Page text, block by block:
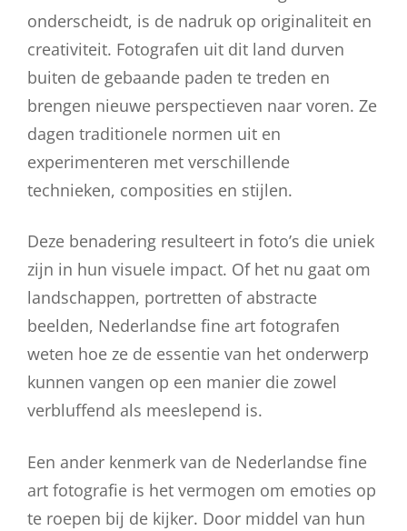
onderscheidt, is de nadruk op originaliteit en
creativiteit. Fotografen uit dit land durven
buiten de gebaande paden te treden en
brengen nieuwe perspectieven naar voren. Ze
dagen traditionele normen uit en
experimenteren met verschillende
technieken, composities en stijlen.
Deze benadering resulteert in foto’s die uniek
zijn in hun visuele impact. Of het nu gaat om
landschappen, portretten of abstracte
beelden, Nederlandse fine art fotografen
weten hoe ze de essentie van het onderwerp
kunnen vangen op een manier die zowel
verbluffend als meeslepend is.
Een ander kenmerk van de Nederlandse fine
art fotografie is het vermogen om emoties op
te roepen bij de kijker. Door middel van hun